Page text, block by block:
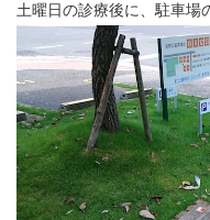
土曜日の診療後に、駐車場